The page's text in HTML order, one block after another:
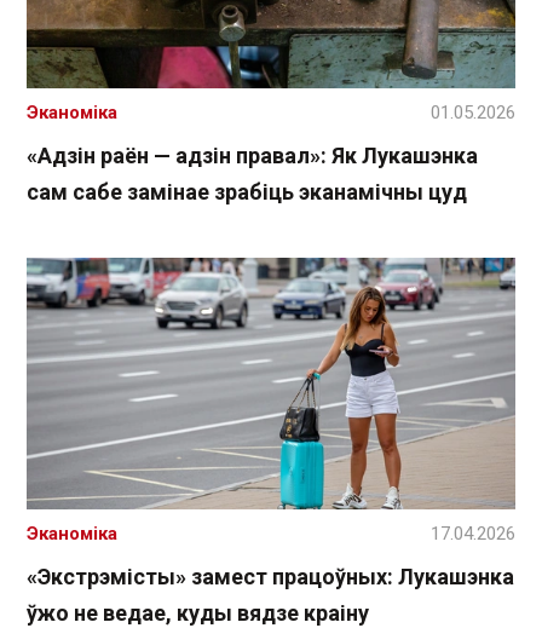
«Адзін раён — адзін правал»: Як Лукашэнка
сам сабе замінае зрабіць эканамічны цуд
Эканоміка 01.05.2026
«Экстрэмісты» замест працоўных: Лукашэнка
ўжо не ведае, куды вядзе краіну
Эканоміка 17.04.2026